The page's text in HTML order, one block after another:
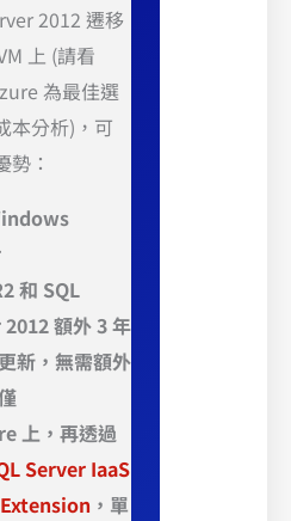
2012 遷移
上 (請看
為最佳選
本分析)，可
勢：
和 SQL
額外 3 年
新，無需額外
上，再透過
Server IaaS
，單